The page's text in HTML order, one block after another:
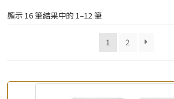
顯示 16 筆結果中的 1–12 筆
1 2